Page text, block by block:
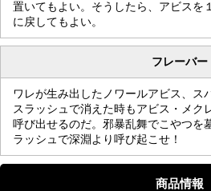
置いてもよい。そうしたら、アビスを
に戻してもよい。
フレーバー
ワレが生み出したノワールアビス、
スラッシュで消えた時もアビス・メク
呼び出せるのだ。邪暴乱舞でこやつを
ラッシュで深淵より呼び起こせ！
商品情報